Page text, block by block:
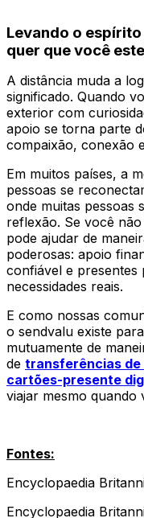
Levando o
quer que você
A distância muda a
significado. Quando
exterior com
apoio se torna parte
compaixão, conexão
Em muitos países, a
pessoas se
onde muitas pessoas
reflexão. Se você
pode ajudar de
poderosas: apoio
confiável e presentes
necessidades reais.
E como nossas
o sendvalu existe
mutuamente de
de transferências de
cartões-presente
viajar mesmo quando
Fontes:
Encyclopaedia
Encyclopaedia